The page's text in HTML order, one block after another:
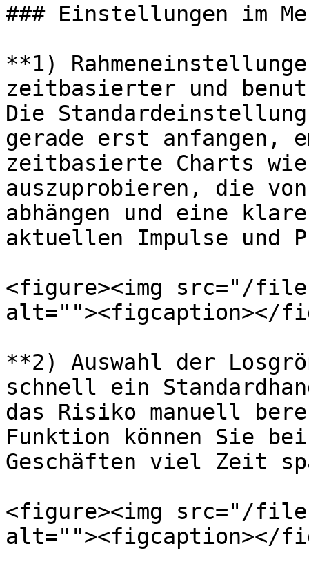
### Einstellungen im
**1)
zeitbasierter und
Die
gerade erst anfangen,
zeitbasierte Charts wie
auszuprobieren, die
abhängen und eine
aktuellen Impulse und
<figure><img src="/
alt=""><figcaption></
**2) Auswahl der
schnell ein
das Risiko manuell
Funktion können Sie
Geschäften viel Zeit
<figure><img src="/
alt=""><figcaption></